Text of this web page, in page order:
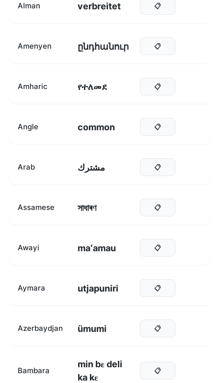
Alman verbreitet 📋
Amenyen ընդհանուր 📋
Amharic የተለመደ 📋
Angle common 📋
Arab مشترك 📋
Assamese সাধাৰণ 📋
Awayi maʻamau 📋
Aymara utjapuniri 📋
Azerbaydjan ümumi 📋
Bambara
min bɛ deli
ka kɛ
📋